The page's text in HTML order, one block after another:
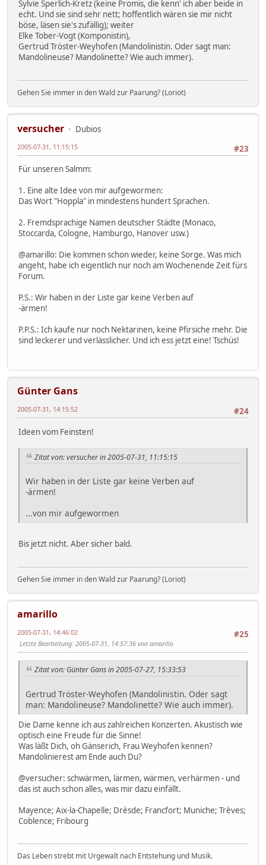
Sylvie Sperlich-Kretz (keine Promis, die kenn' ich aber beide in
echt. Und sie sind sehr nett; hoffentlich wären sie mir nicht
böse, läsen sie's zufällig); weiter
Elke Tober-Vogt (Komponistin),
Gertrud Tröster-Weyhofen (Mandolinistin. Oder sagt man:
Mandolineuse? Mandolinette? Wie auch immer).
Gehen Sie immer in den Wald zur Paarung? (Loriot)
versucher
Dubios
#23
2005-07-31, 11:15:15
Für unseren Salmm:
1. Eine alte Idee von mir aufgewormen:
Das Wort "Hoppla" in mindestens hundert Sprachen.
2. Fremdsprachige Namen deutscher Städte (Monaco,
Stoccarda, Cologne, Hamburgo, Hanover usw.)
@amarillo: Die kommen schon wieder, keine Sorge. Was mich
angeht, habe ich eigentlich nur noch am Wochenende Zeit fürs
Forum.
P.S.: Wir haben in der Liste gar keine Verben auf
-ärmen!
P.P.S.: Ich kaufe nur noch Nektarinen, keine Pfirsiche mehr. Die
sind leckerer und verlässlicher. Und ich ess jetzt eine! Tschüs!
Günter Gans
#24
2005-07-31, 14:15:52
Ideen vom Feinsten!
Zitat von: versucher in 2005-07-31, 11:15:15
Wir haben in der Liste gar keine Verben auf
-ärmen!
...von mir aufgewormen
Bis jetzt nicht. Aber sicher bald.
Gehen Sie immer in den Wald zur Paarung? (Loriot)
amarillo
#25
2005-07-31, 14:46:02
Letzte Bearbeitung: 2005-07-31, 14:57:36 von amarillo
Zitat von: Günter Gans in 2005-07-27, 15:33:53
Gertrud Tröster-Weyhofen (Mandolinistin. Oder sagt
man: Mandolineuse? Mandolinette? Wie auch immer).
Die Dame kenne ich aus zahlreichen Konzerten. Akustisch wie
optisch eine Freude für die Sinne!
Was läßt Dich, oh Gänserich, Frau Weyhofen kennen?
Mandolinierest am Ende auch Du?
@versucher: schwärmen, lärmen, wärmen, verhärmen - und
das ist auch schon alles, was mir dazu einfällt.
Mayence; Aix-la-Chapelle; Drèsde; Francfort; Muniche; Trèves;
Coblence; Fribourg
Das Leben strebt mit Urgewalt nach Entstehung und Musik.